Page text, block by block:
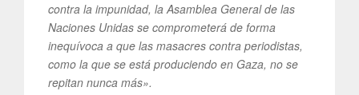
contra la impunidad, la Asamblea General de las
Naciones Unidas se comprometerá de forma
inequívoca a que las masacres contra periodistas,
como la que se está produciendo en Gaza, no se
repitan nunca más».